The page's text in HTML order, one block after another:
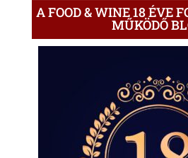
A FOOD & WINE 18 ÉVE
MŰKÖDŐ